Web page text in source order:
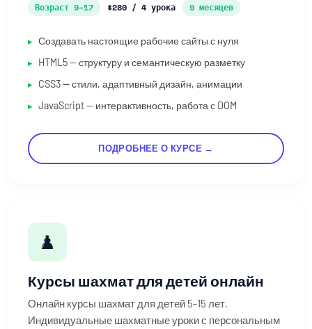
Возраст 9–17 $280 / 4 урока 9 месяцев
Создавать настоящие рабочие сайты с нуля
HTML5 — структуру и семантическую разметку
CSS3 — стили, адаптивный дизайн, анимации
JavaScript — интерактивность, работа с DOM
ПОДРОБНЕЕ О КУРСЕ →
♟️
Курсы шахмат для детей онлайн
Онлайн курсы шахмат для детей 5-15 лет.
Индивидуальные шахматные уроки с персональным